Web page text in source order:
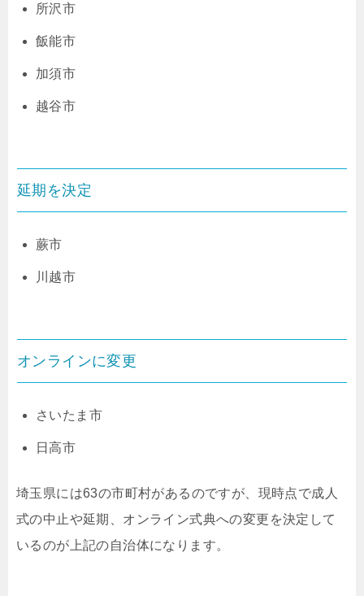
所沢市
飯能市
加須市
越谷市
延期を決定
蕨市
川越市
オンラインに変更
さいたま市
日高市
埼玉県には63の市町村があるのですが、現時点で成人
式の中止や延期、オンライン式典への変更を決定して
いるのが上記の自治体になります。